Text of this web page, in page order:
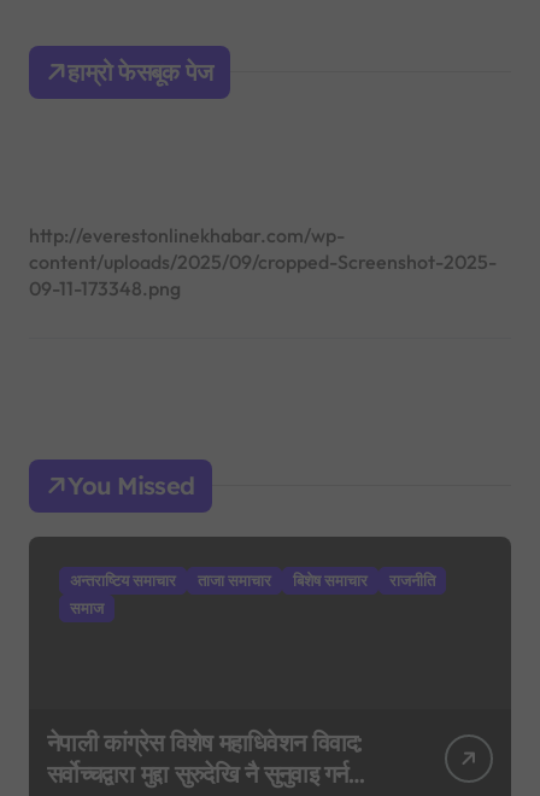
h
o
हाम्रो फेसबूक पेज
http://everestonlinekhabar.com/wp-
content/uploads/2025/09/cropped-Screenshot-2025-
09-11-173348.png
You Missed
अन्तराष्टिय समाचार ताजा समाचार बिशेष समाचार
राजनीति
समाज
नेपाली कांग्रेस विशेष महाधिवेशन विवाद:
सर्वोच्चद्वारा मुद्दा सुरुदेखि नै सुनुवाइ गर्न